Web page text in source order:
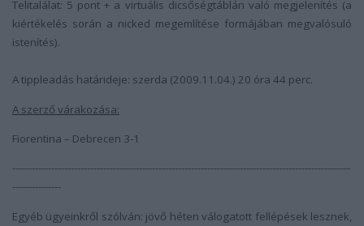
Telitalálat: 5 pont + a virtuális dicsőségtáblán való megjelenítés (a
kiértékelés során a nicked megemlítése formájában megvalósuló
istenítés).
A tippleadás határideje: szerda (2009.11.04.) 20 óra 44 perc.
A szerző várakozása:
Fiorentina – Debrecen 3-1
--------------------------------------------------------------------------------------------------------
---------------
Egyéb ügyeinkről szólván: jövő héten válogatott fellépések lesznek,